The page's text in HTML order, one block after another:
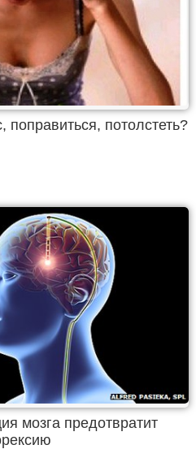
поправиться, потолстеть?
мозга предотвратит